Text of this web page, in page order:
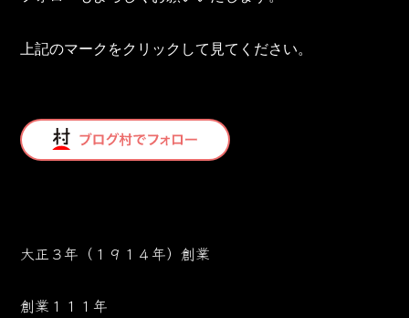
上記のマークをクリックして見てください。
大正３年（１９１４年）創業
創業１１１年